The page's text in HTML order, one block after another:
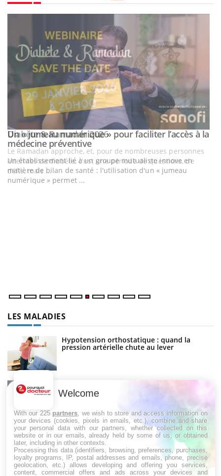
Youtube
Un « jumeau numérique » pour faciliter l’accès à la
médecine préventiveYoutube
Un établissement lié à un groupe mutualiste innove en
matière de bilan de santé : l'utilisation d'un « jumeau
numérique » permet ...
LES MALADIES
Hypotension orthostatique : quand la
pression artérielle chute au lever
Drépanocytose : une déformation des
globules rouges aux conséquences graves
Maladie de Charcot (Sclérose latérale
amyotrophique)
Welcome
With our 225 partners , we wish to store and access information on
your devices (cookies, pixels in emails, etc.), combine and share
your personal data with our partners, whether collected on this
website or in our emails, already held by some of us, or obtained
later, including in other contexts.
Processing this data (identifiers, browsing, preferences, purchases,
loyalty programs, IP, postal addresses and emails, phone, precise
geolocation, etc.) allows developing and offering you services,
content, commercial offers and ads across your devices and